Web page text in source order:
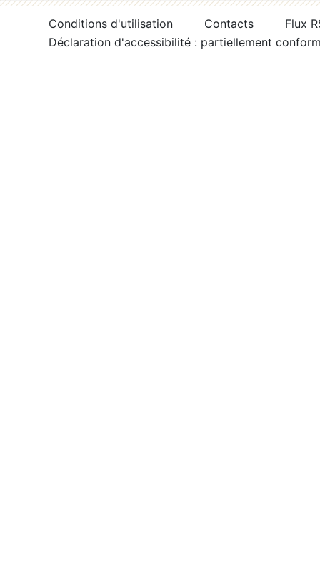
Conditions d'utilisation Contacts
Flux
Déclaration d'accessibilité : partiellement